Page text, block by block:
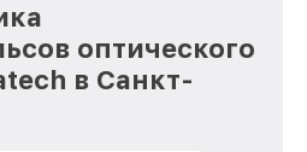
оптического
в Санкт-